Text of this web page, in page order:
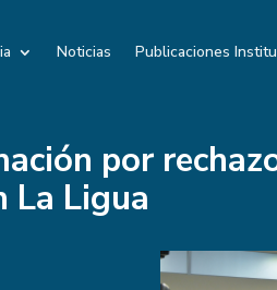
Noticias Publicaciones
por
La Ligua